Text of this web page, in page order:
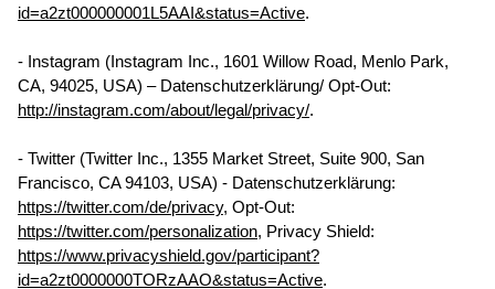
id=a2zt000000001L5AAI&status=Active.
- Instagram (Instagram Inc., 1601 Willow Road, Menlo Park,
CA, 94025, USA) – Datenschutzerklärung/ Opt-Out:
http://instagram.com/about/legal/privacy/.
- Twitter (Twitter Inc., 1355 Market Street, Suite 900, San
Francisco, CA 94103, USA) - Datenschutzerklärung:
https://twitter.com/de/privacy, Opt-Out:
https://twitter.com/personalization, Privacy Shield:
https://www.privacyshield.gov/participant?
id=a2zt0000000TORzAAO&status=Active.